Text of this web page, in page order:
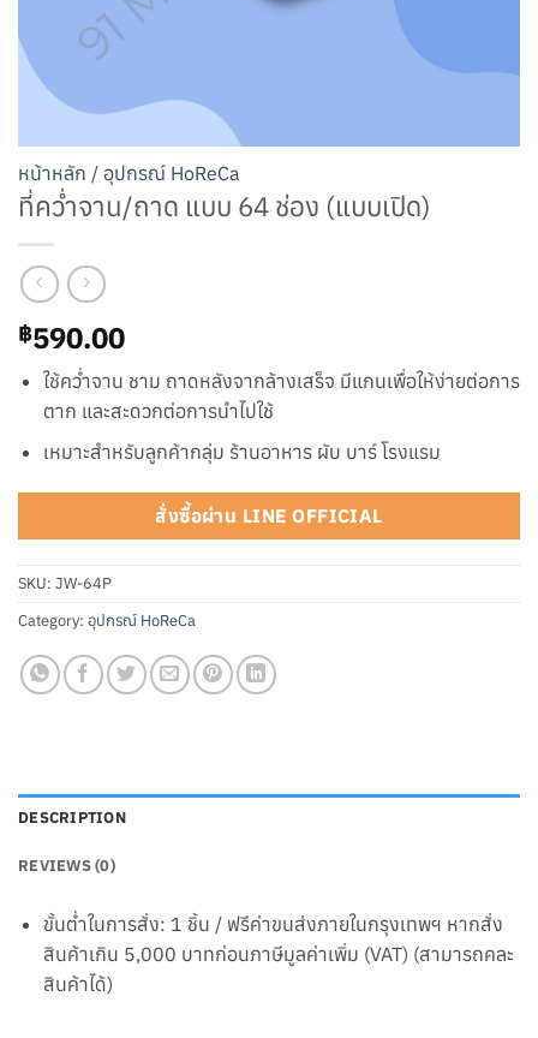
หน้าหลัก / อุปกรณ์ HoReCa
ที่คว่ำจาน/ถาด แบบ 64 ช่อง (แบบเปิด)
฿590.00
ใช้คว่ำจาน ชาม ถาดหลังจากล้างเสร็จ มีแกนเพื่อให้ง่ายต่อการ
ตาก และสะดวกต่อการนำไปใช้
เหมาะสำหรับลูกค้ากลุ่ม ร้านอาหาร ผับ บาร์ โรงแรม
สั่งซื้อผ่าน LINE OFFICIAL
SKU: JW-64P
Category: อุปกรณ์ HoReCa
DESCRIPTION
REVIEWS (0)
ขั้นต่ำในการสั่ง: 1 ชิ้น / ฟรีค่าขนส่งภายในกรุงเทพฯ หากสั่ง
สินค้าเกิน 5,000 บาทก่อนภาษีมูลค่าเพิ่ม (VAT) (สามารถคละ
สินค้าได้)